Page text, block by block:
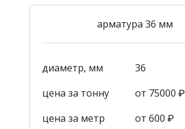
арматура 36 мм
диаметр, мм
36
цена за тонну
от 75000 ₽
цена за метр
от 600 ₽